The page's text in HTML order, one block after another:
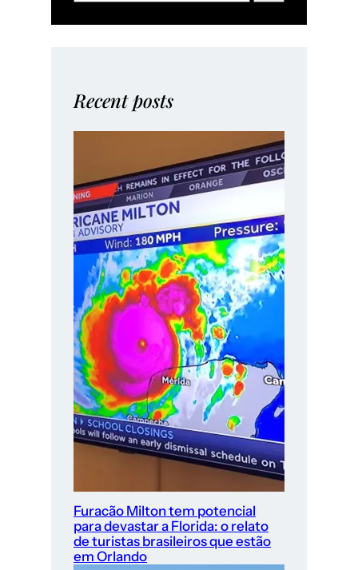
Recent posts
Furacão Milton tem potencial
para devastar a Florida: o relato
de turistas brasileiros que estão
em Orlando